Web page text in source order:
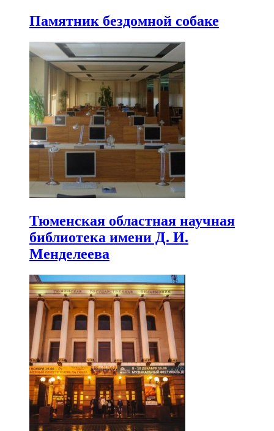
Памятник бездомной собаке
Тюменская областная научная
библиотека имени Д. И.
Менделеева